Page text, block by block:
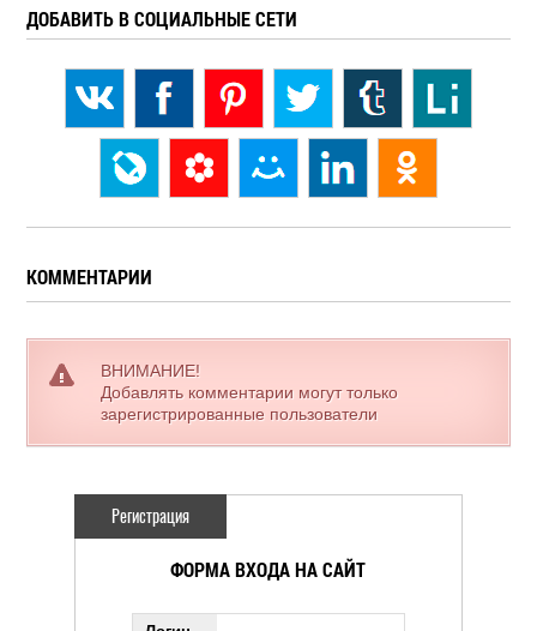
ДОБАВИТЬ В СОЦИАЛЬНЫЕ СЕТИ
КОММЕНТАРИИ
ВНИМАНИЕ!
Добавлять комментарии могут только
зарегистрированные пользователи
Регистрация
ФОРМА ВХОДА НА САЙТ